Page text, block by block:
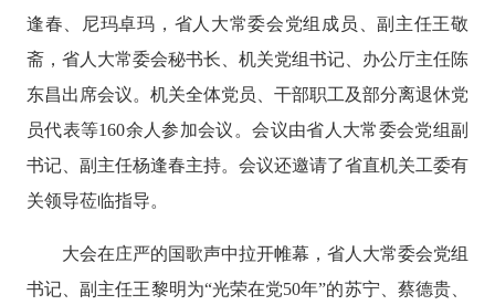
逢春、尼玛卓玛，省人大常委会党组成员、副主任王敬
斋，省人大常委会秘书长、机关党组书记、办公厅主任陈
东昌出席会议。机关全体党员、干部职工及部分离退休党
员代表等160余人参加会议。会议由省人大常委会党组副
书记、副主任杨逢春主持。会议还邀请了省直机关工委有
关领导莅临指导。
大会在庄严的国歌声中拉开帷幕，省人大常委会党组
书记、副主任王黎明为“光荣在党50年”的苏宁、蔡德贵、